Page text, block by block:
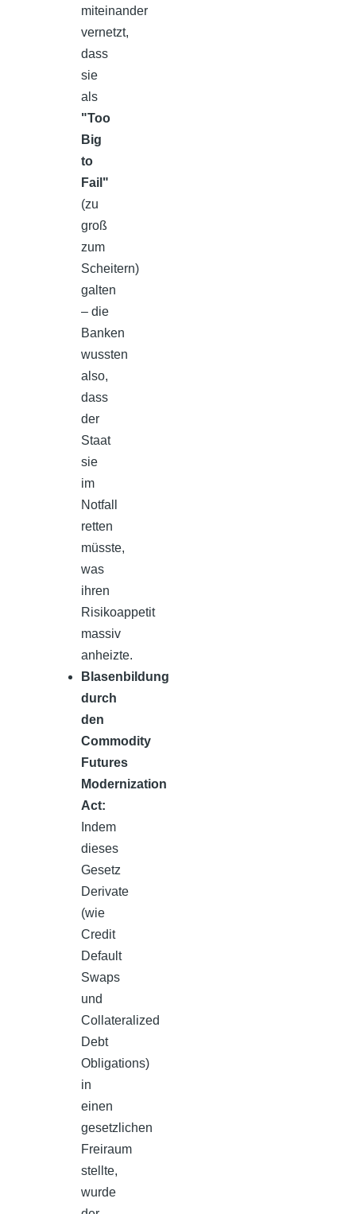
miteinander
vernetzt,
dass
sie
als
"Too
Big
to
Fail"
(zu
groß
zum
Scheitern)
galten
– die
Banken
wussten
also,
dass
der
Staat
sie
im
Notfall
retten
müsste,
was
ihren
Risikoappetit
massiv
anheizte.
Blasenbildung
durch
den
Commodity
Futures
Modernization
Act:
Indem
dieses
Gesetz
Derivate
(wie
Credit
Default
Swaps
und
Collateralized
Debt
Obligations)
in
einen
gesetzlichen
Freiraum
stellte,
wurde